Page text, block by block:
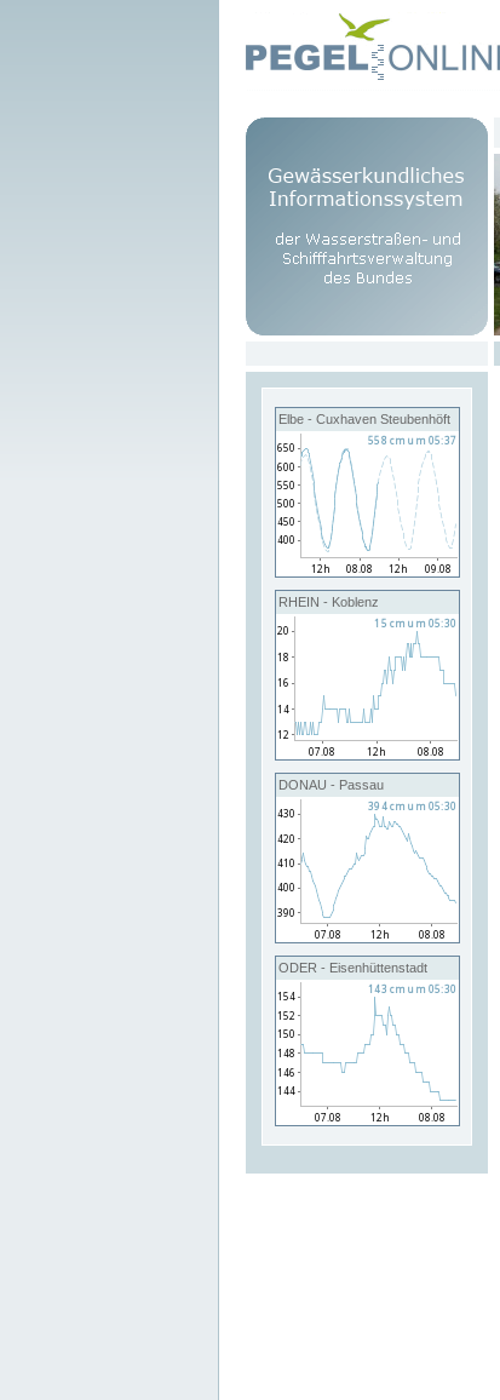
Elbe - Cuxhaven Steubenhöft
RHEIN - Koblenz
DONAU - Passau
ODER - Eisenhüttenstadt